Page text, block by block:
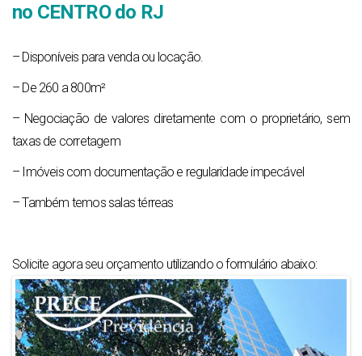
no CENTRO do RJ
– Disponíveis para venda ou locação.
– De 260 a 800m²
– Negociação de valores diretamente com o proprietário, sem
taxas de corretagem
– Imóveis com documentação e regularidade impecável
– Também temos salas térreas
Solicite agora seu orçamento utilizando o formulário abaixo: